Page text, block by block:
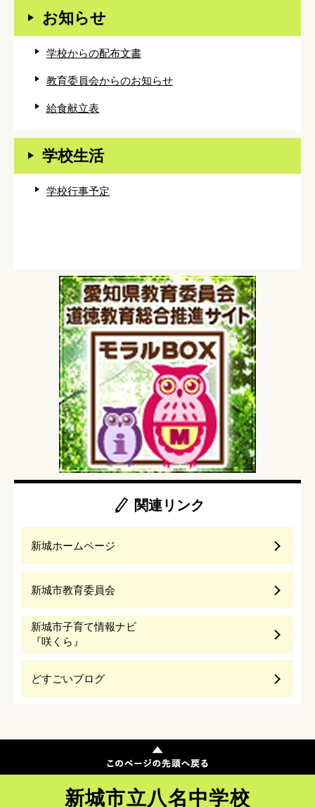
お知らせ
学校からの配布文書
教育委員会からのお知らせ
給食献立表
学校生活
学校行事予定
関連リンク
新城ホームページ
新城市教育委員会
新城市子育て情報ナビ
『咲くら』
どすごいブログ
新城市立八名中学校